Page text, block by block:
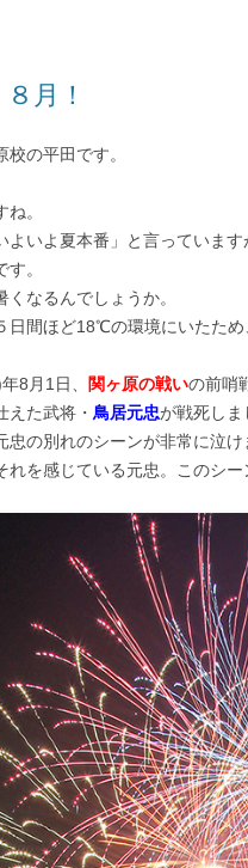
月！
の平田です。
。
よいよ夏本番」と言っていま
。
くなるんでしょうか。
日間ほど18℃の環境にいたため
8月1日、 関ヶ原の戦いの前哨
えた武将・ 鳥居元忠が戦死しま
忠の別れのシーンが非常に泣
れを感じている元忠。このシー